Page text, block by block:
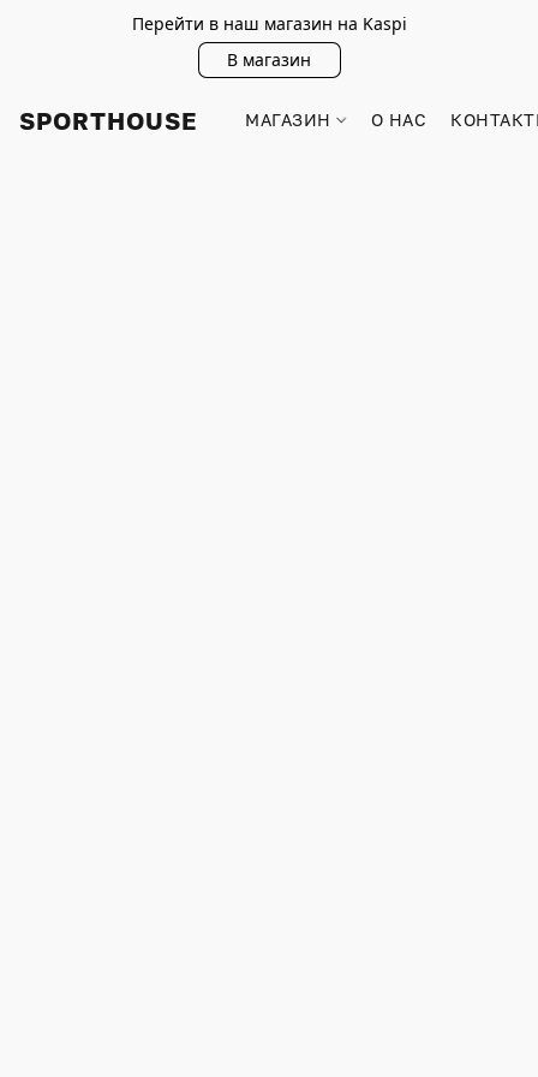
Перейти в наш магазин на Kaspi
В магазин
SPORTHOUSE МАГАЗИН О НАС